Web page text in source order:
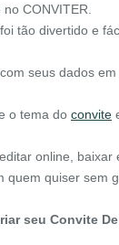
CONVITER.
tão divertido e
seus dados
o tema do convite
online,
quem quiser sem
seu Convite